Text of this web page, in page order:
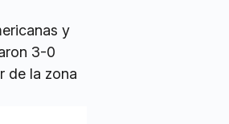
y
3-0
de la zona